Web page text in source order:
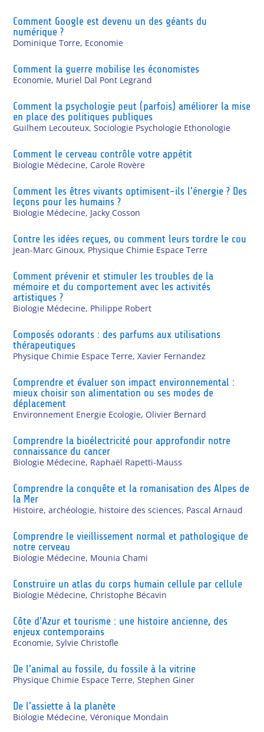
Comment Google est devenu un des géants du
numérique ?
Dominique Torre, Economie
Comment la guerre mobilise les économistes
Economie, Muriel Dal Pont Legrand
Comment la psychologie peut (parfois) améliorer la mise
en place des politiques publiques
Guilhem Lecouteux,Sociologie Psychologie Ethonologie
Comment le cerveau contrôle votre appétit
Biologie Médecine, Carole Rovère
Comment les êtres vivants optimisent-ils l’énergie ? Des
leçons pour les humains ?
Biologie Médecine, Jacky Cosson
Contre les idées reçues, ou comment leurs tordre le cou
Jean-Marc Ginoux, Physique Chimie Espace Terre
Comment prévenir et stimuler les troubles de la
mémoire et du comportement avec les activités
artistiques ?
Biologie Médecine, Philippe Robert
Composés odorants : des parfums aux utilisations
thérapeutiques
Physique Chimie Espace Terre,Xavier Fernandez
Comprendre et évaluer son impact environnemental :
mieux choisir son alimentation ou ses modes de
déplacement
Environnement Energie Ecologie, Olivier Bernard
Comprendre la bioélectricité pour approfondir notre
connaissance du cancer
Biologie Médecine, Raphaël Rapetti-Mauss
Comprendre la conquête et la romanisation des Alpes de
la Mer
Histoire, archéologie, histoire des sciences, Pascal Arnaud
Comprendre le vieillissement normal et pathologique de
notre cerveau
Biologie Médecine, Mounia Chami
Construire un atlas du corps humain cellule par cellule
Biologie Médecine, Christophe Bécavin
Côte d’Azur et tourisme : une histoire ancienne, des
enjeux contemporains
Economie,Sylvie Christofle
De l’animal au fossile, du fossile à la vitrine
Physique Chimie Espace Terre,Stephen Giner
De l’assiette à la planète
Biologie Médecine,Véronique Mondain